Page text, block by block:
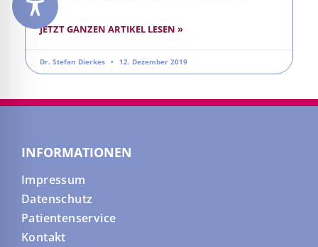
JETZT GANZEN ARTIKEL LESEN »
Dr. Stefan Dierkes 12. Dezember 2019
INFORMATIONEN
Impressum
Datenschutz
Patientenservice
Kontakt